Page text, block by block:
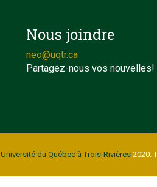
Nous joindre
neo@uqtr.ca
Partagez-nous vos nouvelles!
Université du Québec à Trois-Rivières2020.